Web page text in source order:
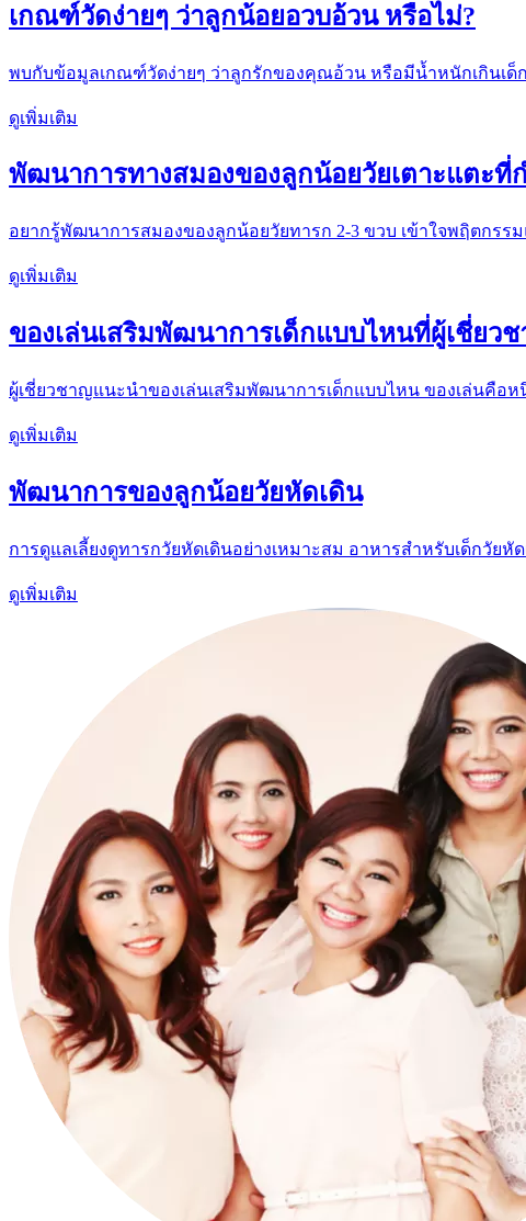
เกณฑ์วัดง่ายๆ ว่าลูกน้อยอวบอ้วน หรือไม่?
พบกับข้อมูลเกณฑ์วัดง่ายๆ ว่าลูกรักของคุณอ้วน หรือมีน้ำหนักเกินเด็
ดูเพิ่มเติม
พัฒนาการทางสมองของลูกน้อยวัยเตาะแตะที่
อยากรู้พัฒนาการสมองของลูกน้อยวัยทารก 2-3 ขวบ เข้าใจพฤิตกรร
ดูเพิ่มเติม
ของเล่นเสริมพัฒนาการเด็กแบบไหนที่ผู้เชี่ยว
ผู้เชี่ยวชาญแนะนำของเล่นเสริมพัฒนาการเด็กแบบไหน ของเล่นคื
ดูเพิ่มเติม
พัฒนาการของลูกน้อยวัยหัดเดิน
การดูแลเลี้ยงดูทารกวัยหัดเดินอย่างเหมาะสม อาหารสำหรับเด็กวั
ดูเพิ่มเติม